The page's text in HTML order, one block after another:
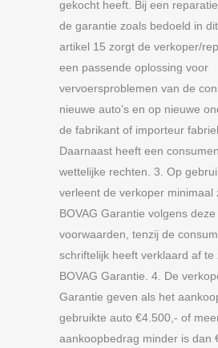
gekocht heeft. Bij een
de garantie zoals bedoeld in
artikel 15 zorgt de verkoper/
een passende oplossing voor
vervoersproblemen van de
nieuwe auto’s en op nieuwe
de fabrikant of importeur
Daarnaast heeft een
wettelijke rechten. 3. Op
verleent de verkoper minimaal
BOVAG Garantie volgens
voorwaarden, tenzij de
schriftelijk heeft verklaard af te
BOVAG Garantie. 4. De
Garantie geven als het
gebruikte auto €4.500,- of
aankoopbedrag minder is dan